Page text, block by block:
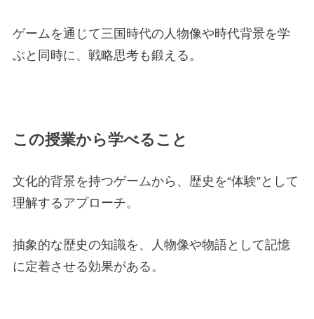
ゲームを通じて三国時代の人物像や時代背景を学
ぶと同時に、戦略思考も鍛える。
この授業から学べること
文化的背景を持つゲームから、歴史を“体験”として
理解するアプローチ。
抽象的な歴史の知識を、人物像や物語として記憶
に定着させる効果がある。